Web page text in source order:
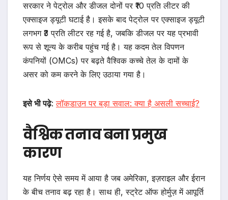
सरकार ने पेट्रोल और डीजल दोनों पर ₹10 प्रति लीटर की
एक्साइज ड्यूटी घटाई है। इसके बाद पेट्रोल पर एक्साइज ड्यूटी
लगभग ₹3 प्रति लीटर रह गई है, जबकि डीजल पर यह प्रभावी
रूप से शून्य के करीब पहुंच गई है। यह कदम तेल विपणन
कंपनियों (OMCs) पर बढ़ते वैश्विक कच्चे तेल के दामों के
असर को कम करने के लिए उठाया गया है।
इसे भी पढ़े:लॉकडाउन पर बड़ा सवाल: क्या है असली सच्चाई?
वैश्विक तनाव बना प्रमुख
कारण
यह निर्णय ऐसे समय में आया है जब अमेरिका, इज़राइल और ईरान
के बीच तनाव बढ़ रहा है। साथ ही, स्ट्रेट ऑफ होर्मुज़ में आपूर्ति